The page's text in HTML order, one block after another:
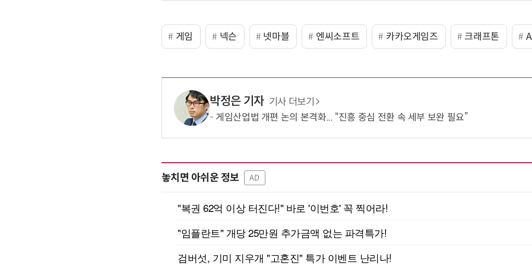
게임 넥슨 넷마블 엔씨소프트 카카오게임즈 크래프톤
박정은 기자 기사 더보기
게임산업법 개편 논의 본격화... “진흥 중심 전환 속 세부 보완 필요”
놓치면 아쉬운 정보 AD